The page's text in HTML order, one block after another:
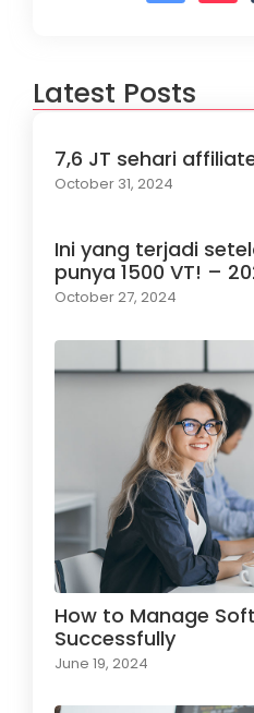
Latest Posts
7,6 JT sehari
October 31, 2024
Ini yang terjadi
punya 1500 VT! –
October 27, 2024
How to Manage
Successfully
June 19, 2024